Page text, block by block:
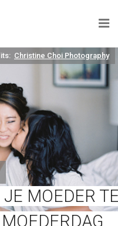

Christine Choi Photography
MOEDER